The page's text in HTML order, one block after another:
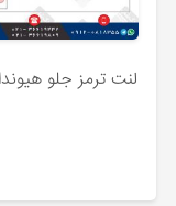
لنت ترمز جلو